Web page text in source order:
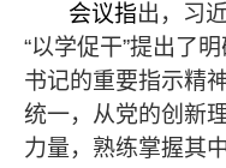
会议指出，习
“以学促干”提出了
书记的重要指示精
统一，从党的创新
力量，熟练掌握其